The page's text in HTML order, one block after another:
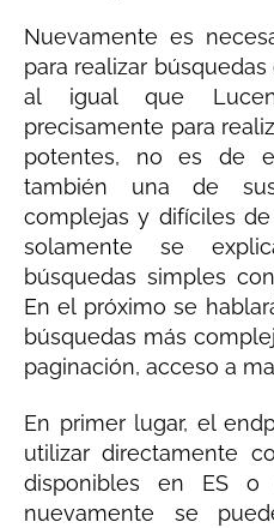
Nuevamente es
para realizar búsquedas
al igual que
precisamente para
potentes, no es de
también una de
complejas y difíciles
solamente se
búsquedas simples
En el próximo se
búsquedas más
paginación, acceso a
En primer lugar, el
utilizar directamente
disponibles en ES o
nuevamente se